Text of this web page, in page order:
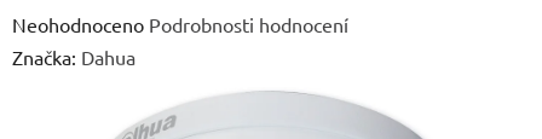
Průměrné
hodnocení
Neohodnoceno Podrobnosti hodnocení
Značka: Dahua